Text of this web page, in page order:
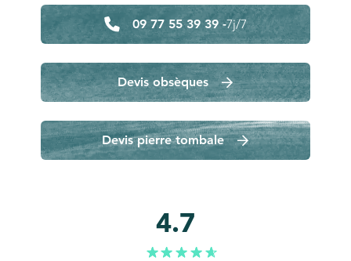
09 77 55 39 39 -7j/7
Devis obsèques
Devis pierre tombale
4.7